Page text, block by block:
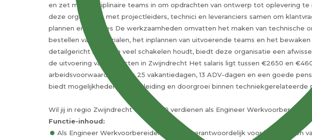
en zet multidisciplinaire teams in om opdrachten van ontwerp tot oplevering
deze organisatie met projectleiders, technici en leveranciers samen om
plannen en offertes De werkzaamheden omvatten het maken van technische
bestellen van materialen, het inplannen van uitvoerende teams en het
detailgericht is en van veel schakelen houdt, biedt deze organisatie een
de uitvoering van projecten in Zwijndrecht Het salaris ligt tussen €2650 en
arbeidsvoorwaarden zoals 25 vakantiedagen, 13 ADV-dagen en een goede
biedt mogelijkheden voor opleiding en doorgroei binnen techniekgerelateerde
Wil jij in regio Zwijndrecht tot €4600 verdienen als Engineer Werkvoorbereider
Functie-inhoud:
Als Engineer Werkvoorbereider E ben je verantwoordelijk voor het vertalen